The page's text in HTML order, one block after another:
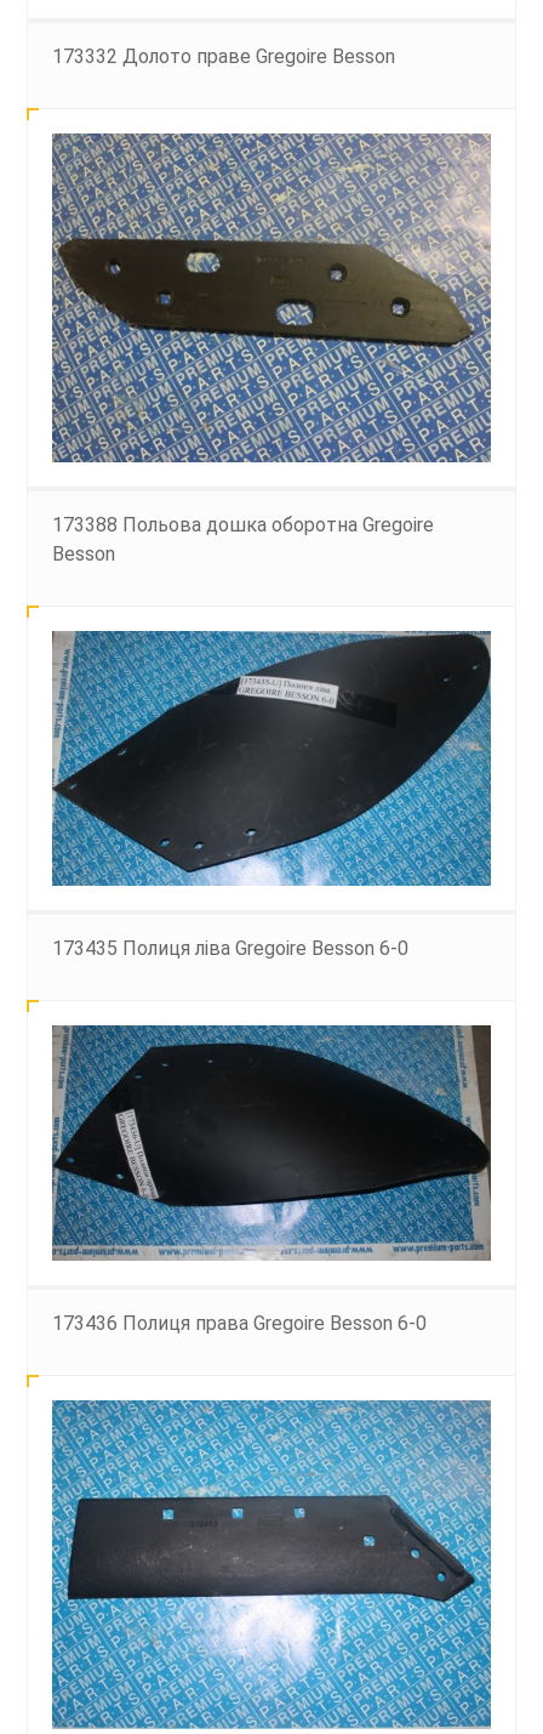
173332 Долото праве Gregoire Besson
173388 Польова дошка оборотна Gregoire
Besson
173435 Полиця ліва Gregoire Besson 6-0
173436 Полиця права Gregoire Besson 6-0